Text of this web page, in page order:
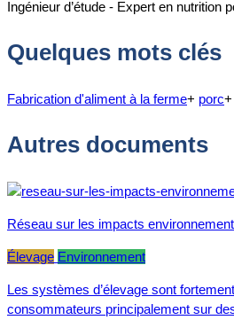
Ingénieur d’étude - Expert en nutrition
Quelques mots clés
Fabrication d'aliment à la ferme+ porc+
Autres documents
Réseau sur les impacts
Élevage Environnement
Les systèmes d’élevage sont
consommateurs principalement sur